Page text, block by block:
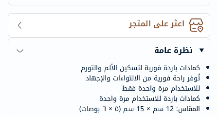
اعثر على المتجر
نظرة عامة
كمادات باردة فورية لتسكين الألم والتورم
تُوفر راحة فورية من الالتواءات والإجهاد
للاستخدام مرة واحدة فقط
كمادات باردة للاستخدام مرة واحدة
المقاس: 12 سم × 15 سم (٥ × ٦ بوصات)